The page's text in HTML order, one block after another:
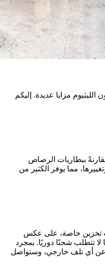
الليثيوم مزايا عديدة. إليكم
ببطاريات الرصاص
مما يوفر الكثير من
تخزين خاصة، على عكس
تتطلب شحنًا دوريًا. بمجرد
عن أي تلف خارجي، وستواصل